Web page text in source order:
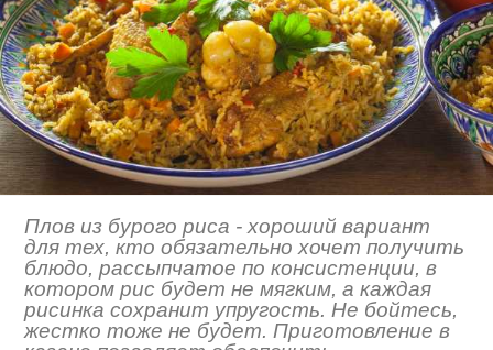
Плов из бурого риса - хороший вариант
для тех, кто обязательно хочет получить
блюдо, рассыпчатое по консистенции, в
котором рис будет не мягким, а каждая
рисинка сохранит упругость. Не бойтесь,
жестко тоже не будет. Приготовление в